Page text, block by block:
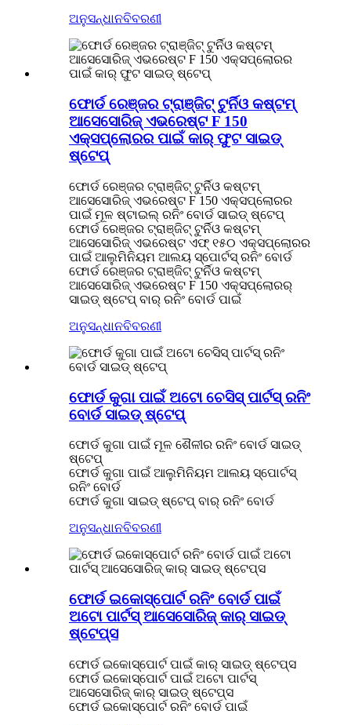
ଅନୁସନ୍ଧାନବିବରଣୀ
ଫୋର୍ଡ ରେଞ୍ଜର ଟ୍ରାଞ୍ଜିଟ୍ ଟୁର୍ନିଓ କଷ୍ଟମ୍
ଆସେସୋରିଜ୍ ଏଭରେଷ୍ଟ F 150
ଏକ୍ସପ୍ଲୋରର ପାଇଁ କାର୍ ଫୁଟ ସାଇଡ୍
ଷ୍ଟେପ୍
ଫୋର୍ଡ ରେଞ୍ଜର ଟ୍ରାଞ୍ଜିଟ୍ ଟୁର୍ନିଓ କଷ୍ଟମ୍
ଆସେସୋରିଜ୍ ଏଭରେଷ୍ଟ F 150 ଏକ୍ସପ୍ଲୋରର
ପାଇଁ ମୂଳ ଷ୍ଟାଇଲ୍ ରନିଂ ବୋର୍ଡ ସାଇଡ୍ ଷ୍ଟେପ୍
ଫୋର୍ଡ ରେଞ୍ଜର ଟ୍ରାଞ୍ଜିଟ୍ ଟୁର୍ନିଓ କଷ୍ଟମ୍
ଆସେସୋରିଜ୍ ଏଭରେଷ୍ଟ ଏଫ୍ ୧୫୦ ଏକ୍ସପ୍ଲୋରର
ପାଇଁ ଆଲୁମିନିୟମ ଆଲୟ ସ୍ପୋର୍ଟସ୍ ରନିଂ ବୋର୍ଡ
ଫୋର୍ଡ ରେଞ୍ଜର ଟ୍ରାଞ୍ଜିଟ୍ ଟୁର୍ନିଓ କଷ୍ଟମ୍
ଆସେସୋରିଜ୍ ଏଭରେଷ୍ଟ F 150 ଏକ୍ସପ୍ଲୋରର୍
ସାଇଡ୍ ଷ୍ଟେପ୍ ବାର୍ ରନିଂ ବୋର୍ଡ ପାଇଁ
ଅନୁସନ୍ଧାନବିବରଣୀ
ଫୋର୍ଡ କୁଗା ପାଇଁ ଅଟୋ ଚେସିସ୍ ପାର୍ଟସ୍ ରନିଂ
ବୋର୍ଡ ସାଇଡ୍ ଷ୍ଟେପ୍
ଫୋର୍ଡ କୁଗା ପାଇଁ ମୂଳ ଶୈଳୀର ରନିଂ ବୋର୍ଡ ସାଇଡ୍
ଷ୍ଟେପ୍
ଫୋର୍ଡ କୁଗା ପାଇଁ ଆଲୁମିନିୟମ ଆଲୟ ସ୍ପୋର୍ଟସ୍
ରନିଂ ବୋର୍ଡ
ଫୋର୍ଡ କୁଗା ସାଇଡ୍ ଷ୍ଟେପ୍ ବାର୍ ରନିଂ ବୋର୍ଡ
ଅନୁସନ୍ଧାନବିବରଣୀ
ଫୋର୍ଡ ଇକୋସ୍ପୋର୍ଟ ରନିଂ ବୋର୍ଡ ପାଇଁ
ଅଟୋ ପାର୍ଟସ୍ ଆସେସୋରିଜ୍ କାର୍ ସାଇଡ୍
ଷ୍ଟେପ୍ସ
ଫୋର୍ଡ ଇକୋସ୍ପୋର୍ଟ ପାଇଁ କାର୍ ସାଇଡ୍ ଷ୍ଟେପ୍ସ
ଫୋର୍ଡ ଇକୋସ୍ପୋର୍ଟ ପାଇଁ ଅଟୋ ପାର୍ଟସ୍
ଆସେସୋରିଜ୍ କାର୍ ସାଇଡ୍ ଷ୍ଟେପ୍ସ
ଫୋର୍ଡ ଇକୋସ୍ପୋର୍ଟ ରନିଂ ବୋର୍ଡ ପାଇଁ